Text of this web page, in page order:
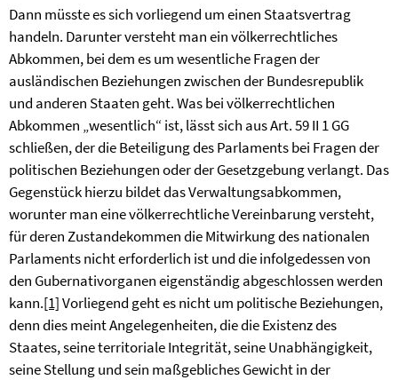
Dann müsste es sich vorliegend um einen Staatsvertrag
handeln. Darunter versteht man ein völkerrechtliches
Abkommen, bei dem es um wesentliche Fragen der
ausländischen Beziehungen zwischen der Bundesrepublik
und anderen Staaten geht. Was bei völkerrechtlichen
Abkommen „wesentlich“ ist, lässt sich aus Art. 59 II 1 GG
schließen, der die Beteiligung des Parlaments bei Fragen der
politischen Beziehungen oder der Gesetzgebung verlangt. Das
Gegenstück hierzu bildet das Verwaltungsabkommen,
worunter man eine völkerrechtliche Vereinbarung versteht,
für deren Zustandekommen die Mitwirkung des nationalen
Parlaments nicht erforderlich ist und die infolgedessen von
den Gubernativorganen eigenständig abgeschlossen werden
kann.[1]Vorliegend geht es nicht um politische Beziehungen,
denn dies meint Angelegenheiten, die die Existenz des
Staates, seine territoriale Integrität, seine Unabhängigkeit,
seine Stellung und sein maßgebliches Gewicht in der